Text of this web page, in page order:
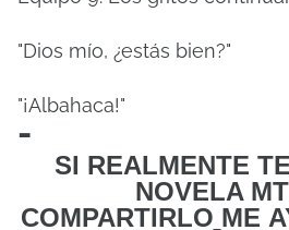
"Dios mío, ¿estás bien?"
"¡Albahaca!"
-
SI REALMENTE
NOVELA
COMPARTIRLO ME